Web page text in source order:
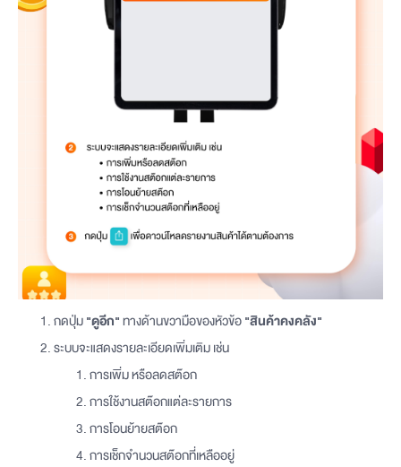
กดปุ่ม"ดูอีก"ทางด้านขวามือของหัวข้อ"สินค้าคงคลัง"
ระบบจะแสดงรายละเอียดเพิ่มเติม เช่น
การเพิ่ม หรือลดสต๊อก
การใช้งานสต๊อกแต่ละรายการ
การโอนย้ายสต๊อก
การเช็กจำนวนสต๊อกที่เหลืออยู่